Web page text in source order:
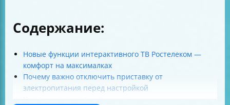
Содержание:
Новые функции интерактивного ТВ Ростелеком —
комфорт на максималках
Почему важно отключить приставку от
электропитания перед настройкой